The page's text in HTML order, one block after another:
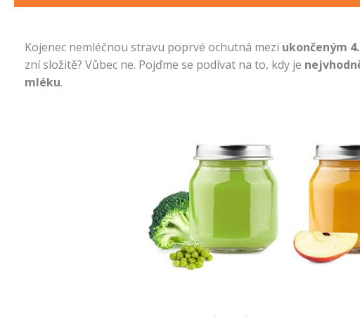
Kojenec nemléčnou stravu poprvé ochutná mezi ukončeným
zní složitě? Vůbec ne. Pojďme se podívat na to, kdy je
mléku.